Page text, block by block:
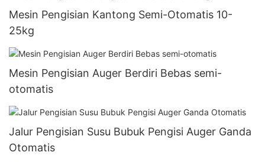
Mesin Pengisian Kantong Semi-Otomatis 10-
25kg
Mesin Pengisian Auger Berdiri Bebas semi-
otomatis
Jalur Pengisian Susu Bubuk Pengisi Auger Ganda
Otomatis